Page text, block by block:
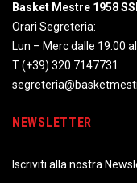
Basket Mestre 1958
Orari Segreteria:
Lun – Merc dalle 19.00
T(+39) 320 7147731
NEWSLETTER
Iscriviti alla nostra